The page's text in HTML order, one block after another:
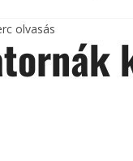
olvasás